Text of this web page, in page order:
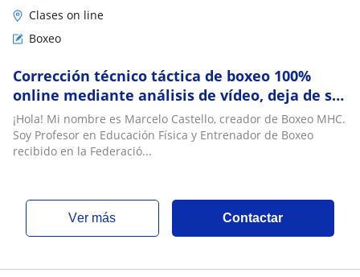
Clases on line
Boxeo
Corrección técnico táctica de boxeo 100%
online mediante análisis de vídeo, deja de ser
uno más del montón, entrena con análisis
profesional
¡Hola! Mi nombre es Marcelo Castello, creador de Boxeo MHC.
Soy Profesor en Educación Física y Entrenador de Boxeo
recibido en la Federació...
ver más Contactar